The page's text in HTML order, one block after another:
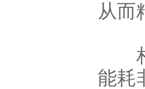
从而
相
能耗